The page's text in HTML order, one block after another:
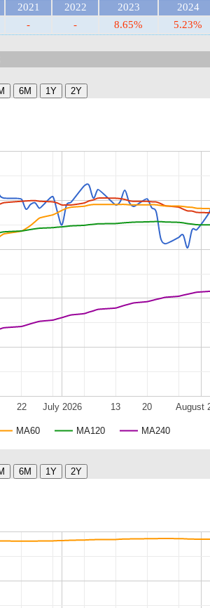
2021 2022 2023
2024
- - 8.65% 5.23%
MA60 MA120 MA240
July 2026 August
22 13 20